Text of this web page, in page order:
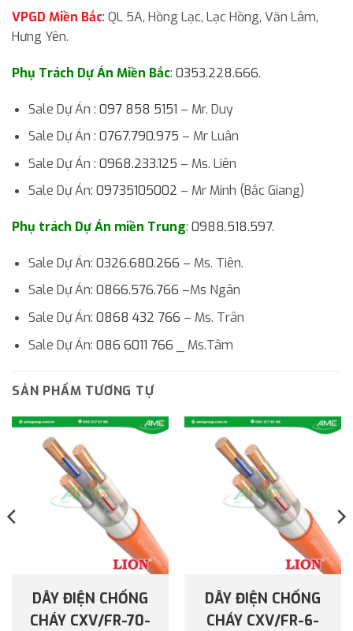
VPGD Miền Bắc: QL 5A, Hồng Lạc, Lạc Hồng, Văn Lâm,
Hưng Yên.
Phụ Trách Dự Án Miền Bắc: 0353.228.666.
Sale Dự Án : 097 858 5151 – Mr. Duy
Sale Dự Án : 0767.790.975 – Mr Luân
Sale Dự Án : 0968.233.125 – Ms. Liên
Sale Dự Án: 09735105002 – Mr Minh (Bắc Giang)
Phụ trách Dự Án miền Trung: 0988.518.597.
Sale Dự Án: 0326.680.266 – Ms. Tiên.
Sale Dự Án: 0866.576.766 –Ms Ngân
Sale Dự Án: 0868 432 766 – Ms. Trân
Sale Dự Án: 086 6011 766 _ Ms.Tâm
SẢN PHẨM TƯƠNG TỰ
DÂY ĐIỆN CHỐNG
CHÁY CXV/FR-70-
DÂY ĐIỆN CHỐNG
CHÁY CXV/FR-6-